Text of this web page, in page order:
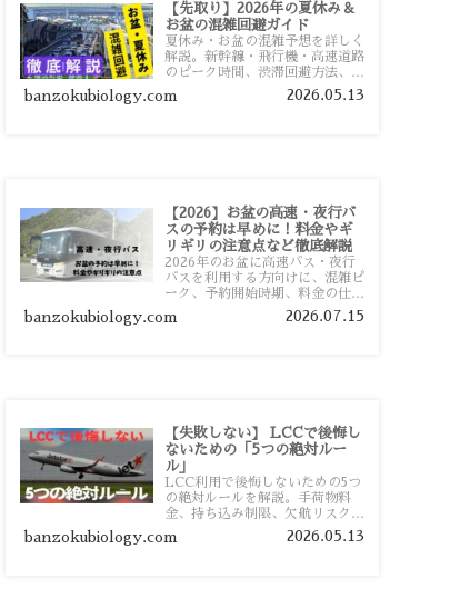
【先取り】2026年の夏休み＆
お盆の混雑回避ガイド
夏休み・お盆の混雑予想を詳しく
解説。新幹線・飛行機・高速道路
のピーク時間、渋滞回避方法、混
雑しやすい観光地、交通手段別の
特徴まで旅行者向けに分かりやす
banzokubiology.com 2026.05.13
【2026】お盆の高速・夜行バ
スの予約は早めに！料金やギ
リギリの注意点など徹底解説
2026年のお盆に高速バス・夜行
バスを利用する方向けに、混雑ピ
ーク、予約開始時期、料金の仕組
み、キャンセル待ちのコツ、直前
予約の注意点まで詳しく解説しま
banzokubiology.com 2026.07.15
【失敗しない】 LCCで後悔し
ないための「5つの絶対ルー
ル」
LCC利用で後悔しないための5つ
の絶対ルールを解説。手荷物料
金、持ち込み制限、欠航リスク、
時間厳守など、格安航空会社を利
用する前に知っておきたい注意点
banzokubiology.com 2026.05.13